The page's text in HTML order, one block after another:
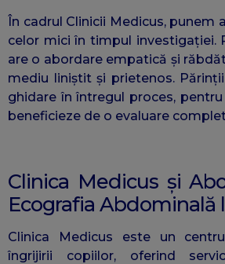
În cadrul Clinicii Medicus, punem
celor mici în timpul investigației.
are o abordare empatică și
mediu liniștit și prietenos.
ghidare în întregul proces,
beneficieze de o evaluare
Clinica Medicus și
Ecografia Abdominală
Clinica Medicus este un
îngrijirii copiilor, oferind